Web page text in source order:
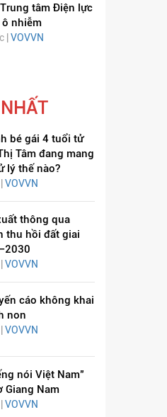
tâm Điện lực
nhiễm
| VOVVN
bé gái 4 tuổi tử
Tâm đang mang
lý thế nào?
VOVVN
thông qua
thu hồi đất giai
VOVVN
cáo không khai
non
VOVVN
nói Việt Nam"
Giang Nam
VOVVN